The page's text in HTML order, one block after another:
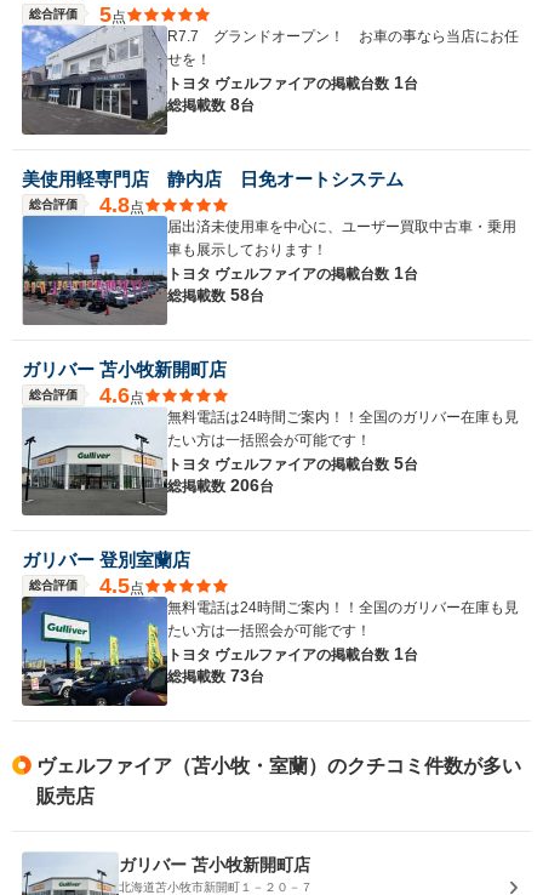
総合評価 5点
R7.7 グランドオープン！ お車の事なら当店にお任
せを！
トヨタ ヴェルファイアの掲載台数 1台
総掲載数 8台
美使用軽専門店 静内店 日免オートシステム
総合評価 4.8点
届出済未使用車を中心に、ユーザー買取中古車・乗用
車も展示しております！
トヨタ ヴェルファイアの掲載台数 1台
総掲載数 58台
ガリバー 苫小牧新開町店
総合評価 4.6点
無料電話は24時間ご案内！！全国のガリバー在庫も見
たい方は一括照会が可能です！
トヨタ ヴェルファイアの掲載台数 5台
総掲載数 206台
ガリバー 登別室蘭店
総合評価 4.5点
無料電話は24時間ご案内！！全国のガリバー在庫も見
たい方は一括照会が可能です！
トヨタ ヴェルファイアの掲載台数 1台
総掲載数 73台
ヴェルファイア（苫小牧・室蘭）のクチコミ件数が多い
販売店
ガリバー 苫小牧新開町店
北海道苫小牧市新開町１－２０－７